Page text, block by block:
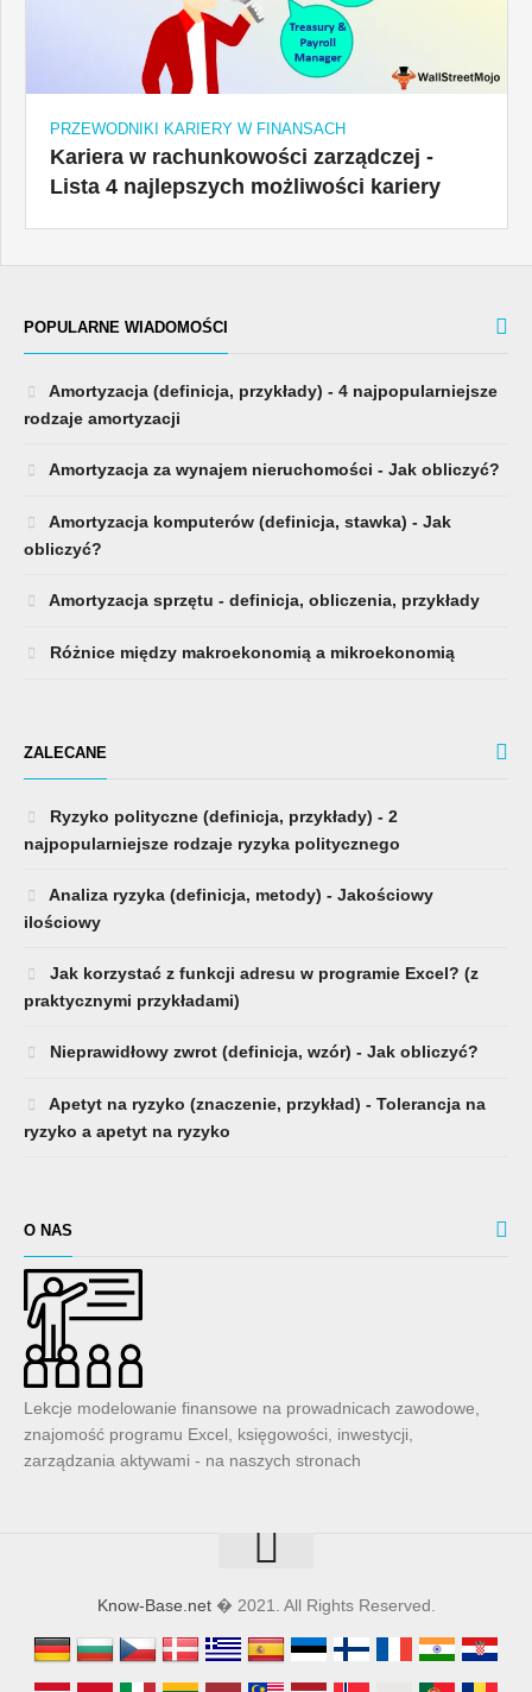
PRZEWODNIKI KARIERY W FINANSACH
Kariera w rachunkowości zarządczej -
Lista 4 najlepszych możliwości kariery
POPULARNE WIADOMOŚCI
Amortyzacja (definicja, przykłady) - 4 najpopularniejsze
rodzaje amortyzacji
Amortyzacja za wynajem nieruchomości - Jak obliczyć?
Amortyzacja komputerów (definicja, stawka) - Jak
obliczyć?
Amortyzacja sprzętu - definicja, obliczenia, przykłady
Różnice między makroekonomią a mikroekonomią
ZALECANE
Ryzyko polityczne (definicja, przykłady) - 2
najpopularniejsze rodzaje ryzyka politycznego
Analiza ryzyka (definicja, metody) - Jakościowy
ilościowy
Jak korzystać z funkcji adresu w programie Excel? (z
praktycznymi przykładami)
Nieprawidłowy zwrot (definicja, wzór) - Jak obliczyć?
Apetyt na ryzyko (znaczenie, przykład) - Tolerancja na
ryzyko a apetyt na ryzyko
O NAS
Lekcje modelowanie finansowe na prowadnicach zawodowe,
znajomość programu Excel, księgowości, inwestycji,
zarządzania aktywami - na naszych stronach
Know-Base.net� 2021. All Rights Reserved.